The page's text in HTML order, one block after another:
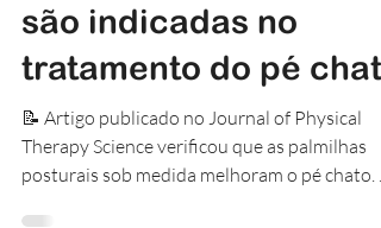
Artigo indica que
palmilhas posturais
são indicadas no
tratamento do pé